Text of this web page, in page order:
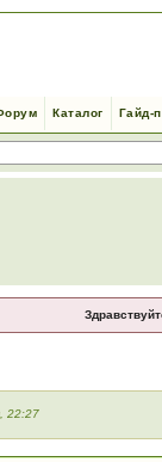
Каталог Гайд-
22:27